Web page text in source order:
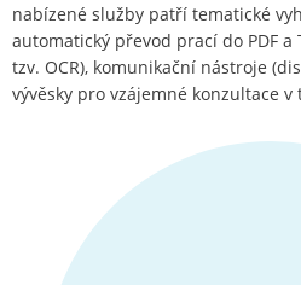
nabízené služby patří tematické
automatický převod prací do PDF a
tzv. OCR), komunikační nástroje
vývěsky pro vzájemné konzultace